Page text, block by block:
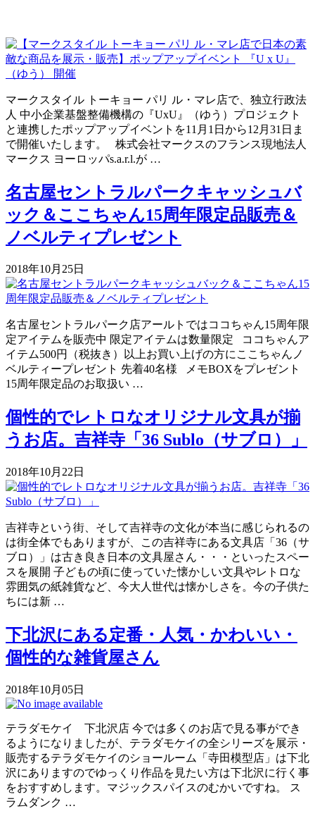
マークスタイル トーキョー パリ ル・マレ店で、独立行政法
人 中小企業基盤整備機構の『UxU』（ゆう）プロジェクト
と連携したポップアップイベントを11月1日から12月31日ま
で開催いたします。 株式会社マークスのフランス現地法人
マークス ヨーロッパs.a.r.l.が …
名古屋セントラルパークキャッシュバ
ック＆ここちゃん15周年限定品販売＆
ノベルティプレゼント
2018年10月25日
名古屋セントラルパーク店アールトではココちゃん15周年限
定アイテムを販売中 限定アイテムは数量限定 ココちゃんア
イテム500円（税抜き）以上お買い上げの方にここちゃんノ
ベルティープレゼント 先着40名様 メモBOXをプレゼント
15周年限定品のお取扱い …
個性的でレトロなオリジナル文具が揃
うお店。吉祥寺「36 Sublo（サブロ）」
2018年10月22日
吉祥寺という街、そして吉祥寺の文化が本当に感じられるの
は街全体でもありますが、この吉祥寺にある文具店「36（サ
ブロ）」は古き良き日本の文具屋さん・・・といったスペー
スを展開 子どもの頃に使っていた懐かしい文具やレトロな
雰囲気の紙雑貨など、今大人世代は懐かしさを。今の子供た
ちには新 …
下北沢にある定番・人気・かわいい・
個性的な雑貨屋さん
2018年10月05日
テラダモケイ 下北沢店 今では多くのお店で見る事ができ
るようになりましたが、テラダモケイの全シリーズを展示・
販売するテラダモケイのショールーム「寺田模型店」は下北
沢にありますのでゆっくり作品を見たい方は下北沢に行く事
をおすすめします。マジックスパイスのむかいですね。 ス
ラムダンク …